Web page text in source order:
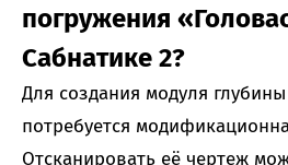
погружения
Сабнатике 2?
Для создания модуля
потребуется
Отсканировать её чертеж